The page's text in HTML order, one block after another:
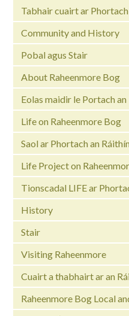
Tabhair cuairt ar
Community and History
Pobal agus Stair
About Raheenmore Bog
Eolas maidir le Portach
Life on Raheenmore Bog
Saol ar Phortach an
Life Project on
Tionscadal LIFE ar
History
Stair
Visiting Raheenmore
Cuairt a thabhairt ar an
Raheenmore Bog Local